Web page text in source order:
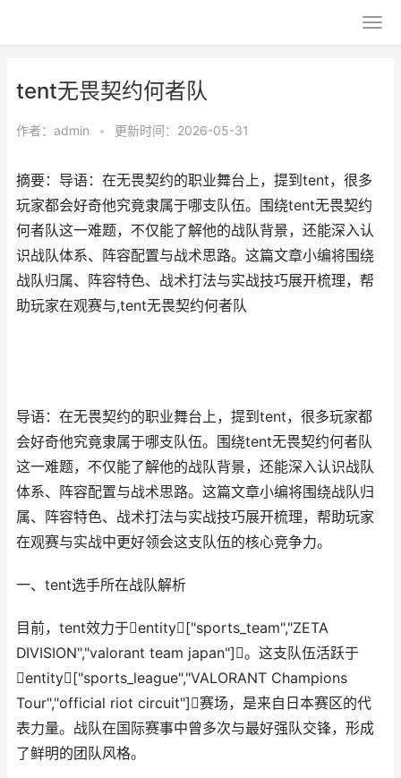
tent无畏契约何者队
作者： admin • 更新时间：2026-05-31
摘要：导语：在无畏契约的职业舞台上，提到tent，很多
玩家都会好奇他究竟隶属于哪支队伍。围绕tent无畏契约
何者队这一难题，不仅能了解他的战队背景，还能深入认
识战队体系、阵容配置与战术思路。这篇文章小编将围绕
战队归属、阵容特色、战术打法与实战技巧展开梳理，帮
助玩家在观赛与,tent无畏契约何者队
导语：在无畏契约的职业舞台上，提到tent，很多玩家都
会好奇他究竟隶属于哪支队伍。围绕tent无畏契约何者队
这一难题，不仅能了解他的战队背景，还能深入认识战队
体系、阵容配置与战术思路。这篇文章小编将围绕战队归
属、阵容特色、战术打法与实战技巧展开梳理，帮助玩家
在观赛与实战中更好领会这支队伍的核心竞争力。
一、tent选手所在战队解析
目前，tent效力于entity["sports_team","ZETA
DIVISION","valorant team japan"]。这支队伍活跃于
entity["sports_league","VALORANT Champions
Tour","official riot circuit"]赛场，是来自日本赛区的代
表力量。战队在国际赛事中曾多次与最好强队交锋，形成
了鲜明的团队风格。